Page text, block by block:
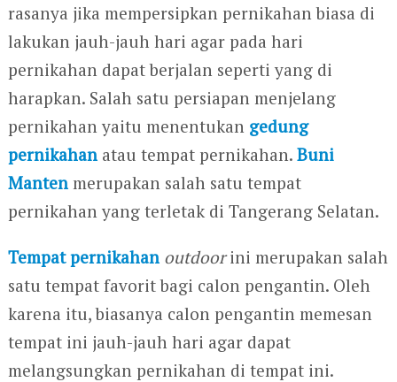
rasanya jika mempersipkan pernikahan biasa di
lakukan jauh-jauh hari agar pada hari
pernikahan dapat berjalan seperti yang di
harapkan. Salah satu persiapan menjelang
pernikahan yaitu menentukan gedung
pernikahanatau tempat pernikahan. Buni
Mantenmerupakan salah satu tempat
pernikahan yang terletak di Tangerang Selatan.
Tempat pernikahan outdoorini merupakan salah
satu tempat favorit bagi calon pengantin. Oleh
karena itu, biasanya calon pengantin memesan
tempat ini jauh-jauh hari agar dapat
melangsungkan pernikahan di tempat ini.